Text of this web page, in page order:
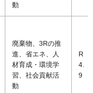
動
廃棄物、3Rの推
進、省エネ、人
材育成・環境学
習、社会貢献活
動
R
4.
9